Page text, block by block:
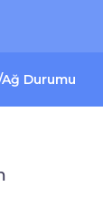
Durumu